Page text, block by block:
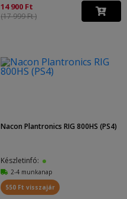
14 900 Ft
(17 999 Ft )
Nacon Plantronics RIG 800HS (PS4)
Készletinfó:
2-4 munkanap
550 Ft visszajár